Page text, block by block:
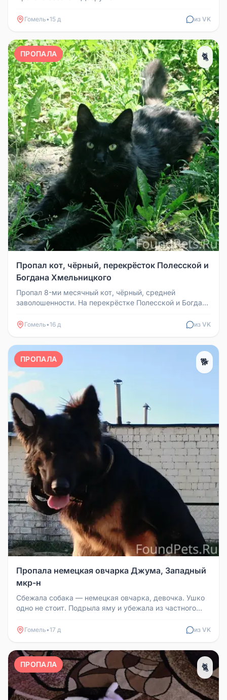
Гомель•15 д из VK
ПРОПАЛА 🐈
Пропал кот, чёрный, перекрёсток Полесской и
Богдана Хмельницкого
Пропал 8-ми месячный кот, чёрный, средней
заволошенности. На перекрёстке Полесской и Богдана
Гомель•16 д из VK
ПРОПАЛА 🐕
Пропала немецкая овчарка Джума, Западный
мкр-н
Сбежала собака — немецкая овчарка, девочка. Ушко
одно не стоит. Подрыла яму и убежала из частного
Гомель•17 д из VK
ПРОПАЛА 🐈